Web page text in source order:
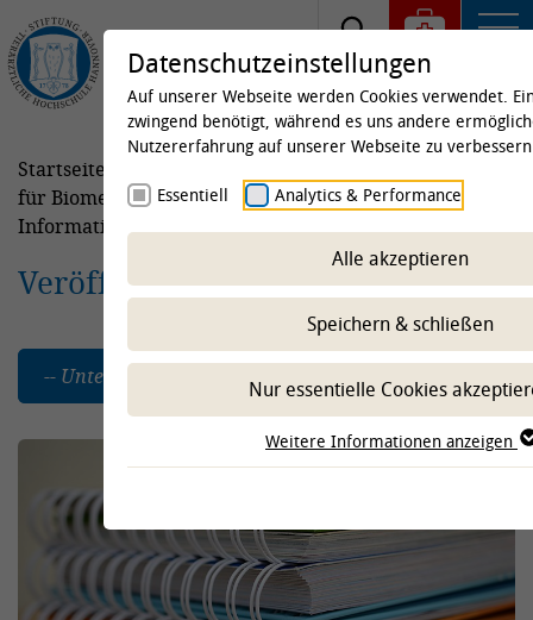
Startseite
für Biometrie, Epidemiologie und
Informationsverarbeitung
Publikationen
Veröffentlichungen
-- Unterbereich wählen --
Datenschutzeinstellungen
Auf unserer Webseite werden Cookies verwendet.
zwingend benötigt, während es uns andere
Nutzererfahrung auf unserer Webseite zu
Essentiell Analytics & Performance
Alle akzeptieren
Speichern & schließen
Nur essentielle Cookies
Weitere Informationen anzeigen